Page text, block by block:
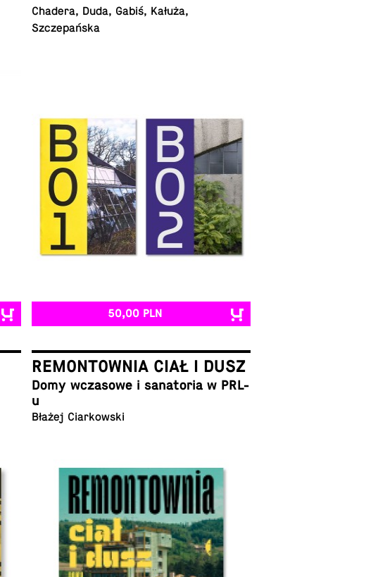
Chadera, Duda, Gabiś, Kałuża,
Szczepańska
50,00 PLN
REMONTOWNIA CIAŁ I DUSZ
Domy wcza­so­we i sa­na­to­ria w PRL-
u
Błażej Ciarkowski